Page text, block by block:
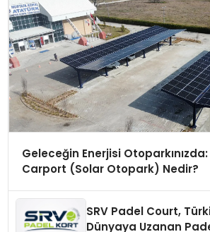
Geleceğin Enerjisi
Carport (Solar Otopark) Nedir?
SRV Padel Court,
Dünyaya Uzanan